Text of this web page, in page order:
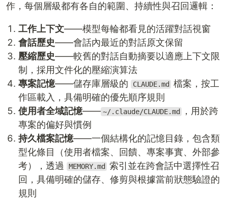
作，每個層級都有各自的範圍、持續性與召回邏輯：
工作上下文——模型每輪都看見的活躍對話視窗
會話歷史——會話內最近的對話原文保留
壓縮歷史——較舊的對話自動摘要以適應上下文限
制，採用文件化的壓縮演算法
專案記憶——儲存庫層級的 CLAUDE.md
檔案，按工
作區載入，具備明確的優先順序規則
使用者全域記憶—— ~/.claude/CLAUDE.md
，用於跨
專案的偏好與慣例
持久檔案記憶——一個結構化的記憶目錄，包含類
型化條目（使用者檔案、回饋、專案事實、外部參
考），透過
MEMORY.md
索引並在跨會話中選擇性召
回，具備明確的儲存、修剪與根據當前狀態驗證的
規則